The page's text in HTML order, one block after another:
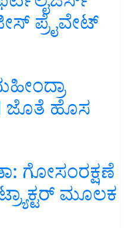
ಪ್ರೈವೇಟ್
ಜೊತೆ ಹೊಸ
ಗೋಸಂರಕ್ಷಣೆ
ಮೂಲಕ